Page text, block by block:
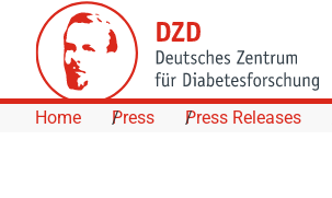
Skip to Content
Home Press Press Releases